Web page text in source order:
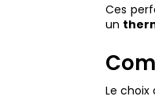
Ces
un
Le choix